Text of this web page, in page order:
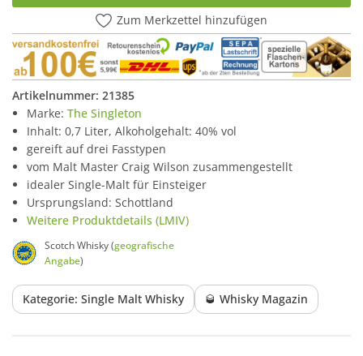
Zum Merkzettel hinzufügen
Artikelnummer: 21385
Marke: The Singleton
Inhalt: 0,7 Liter, Alkoholgehalt: 40% vol
gereift auf drei Fasstypen
vom Malt Master Craig Wilson zusammengestellt
idealer Single-Malt für Einsteiger
Ursprungsland: Schottland
Weitere Produktdetails (LMIV)
Scotch Whisky (geografische
Angabe)
Kategorie: Single Malt Whisky 🥃 Whisky Magazin